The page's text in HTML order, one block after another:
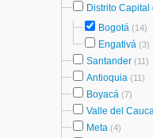
Distrito Capital
Bogotá (14)
Engativá (3)
Santander (11)
Antioquia (11)
Boyacá (7)
Valle del
Meta (4)